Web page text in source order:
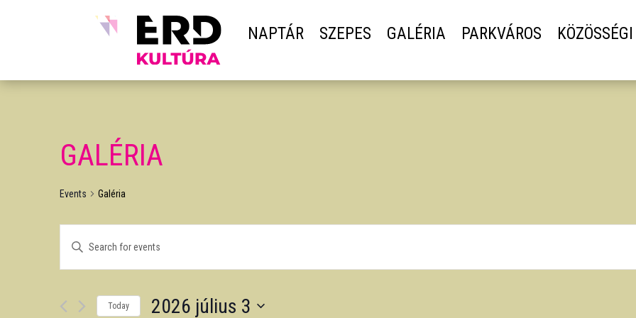
NAPTÁR SZEPES GALÉRIA PARKVÁROS
GALÉRIA
Events Galéria
SEARCH
AND
NAVIGATION
Enter
for
Today 2026 július 3